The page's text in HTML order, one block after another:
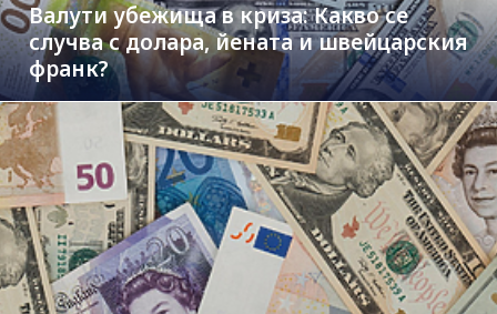
Валути убежища в криза: Какво се
случва с долара, йената и швейцарския
франк?